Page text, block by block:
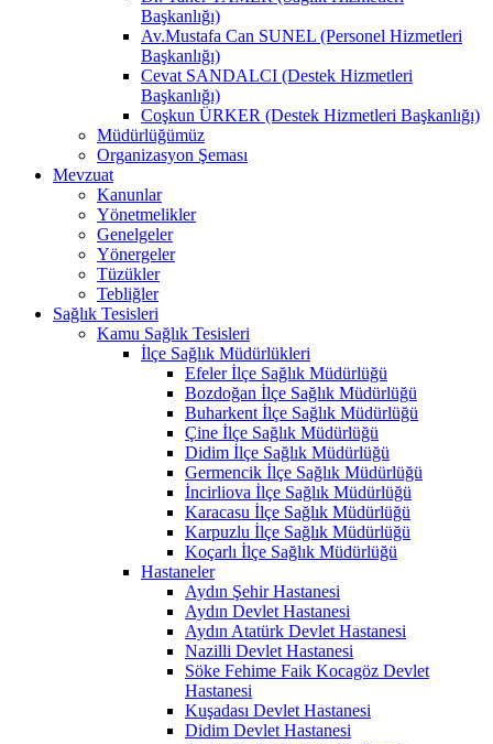
Başkanlığı)
Av.Mustafa Can SUNEL (Personel Hizmetleri
Başkanlığı)
Cevat SANDALCI (Destek Hizmetleri
Başkanlığı)
Coşkun ÜRKER (Destek Hizmetleri Başkanlığı)
Müdürlüğümüz
Organizasyon Şeması
Mevzuat
Kanunlar
Yönetmelikler
Genelgeler
Yönergeler
Tüzükler
Tebliğler
Sağlık Tesisleri
Kamu Sağlık Tesisleri
İlçe Sağlık Müdürlükleri
Efeler İlçe Sağlık Müdürlüğü
Bozdoğan İlçe Sağlık Müdürlüğü
Buharkent İlçe Sağlık Müdürlüğü
Çine İlçe Sağlık Müdürlüğü
Didim İlçe Sağlık Müdürlüğü
Germencik İlçe Sağlık Müdürlüğü
İncirliova İlçe Sağlık Müdürlüğü
Karacasu İlçe Sağlık Müdürlüğü
Karpuzlu İlçe Sağlık Müdürlüğü
Koçarlı İlçe Sağlık Müdürlüğü
Hastaneler
Aydın Şehir Hastanesi
Aydın Devlet Hastanesi
Aydın Atatürk Devlet Hastanesi
Nazilli Devlet Hastanesi
Söke Fehime Faik Kocagöz Devlet
Hastanesi
Kuşadası Devlet Hastanesi
Didim Devlet Hastanesi